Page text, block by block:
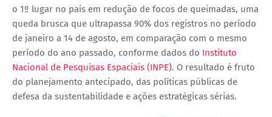
o 1º lugar no país em redução de focos de queimadas, uma
queda brusca que ultrapassa 90% dos registros no período
de janeiro a 14 de agosto, em comparação com o mesmo
período do ano passado, conforme dados do Instituto
Nacional de Pesquisas Espaciais (INPE). O resultado é fruto
do planejamento antecipado, das políticas públicas de
defesa da sustentabilidade e ações estratégicas sérias.